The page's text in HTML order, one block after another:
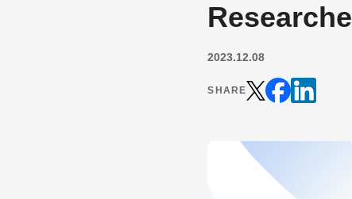
2023.12.08
SHARE